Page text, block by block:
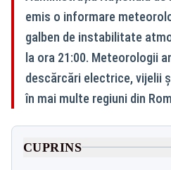
emis o informare
galben de instabilitate
la ora 21:00. Meteorologii
descărcări electrice, vijelii
în mai multe regiuni din
CUPRINS